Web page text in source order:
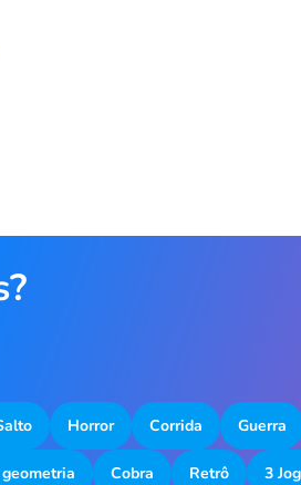
Horror Corrida Guerra
Cobra Retrô 3